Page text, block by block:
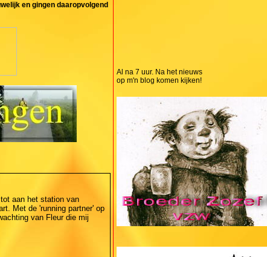
en gingen daaropvolgend
aan het station van
Met de 'running partner' op
van Fleur die mij
Al na 7 uur. Na het nieuws
op m'n blog komen kijken!